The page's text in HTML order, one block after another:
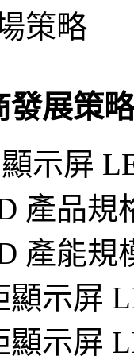
策略
發展策略
顯示屏
產品
產能規
顯示屏
顯示屏